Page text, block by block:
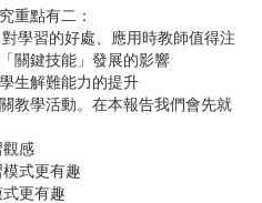
點有二：
學習的好處、應用時教師值得注
關鍵技能」發展的影響
生解難能力的提升
學活動。在本報告我們會先就
觀感
式更有趣
更有趣